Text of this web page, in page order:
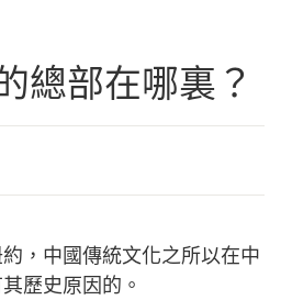
總部在哪裏？
，中國傳統文化之所以在中
歷史原因的。